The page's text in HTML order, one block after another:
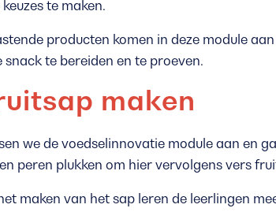
te maken.
producten komen in deze module
te bereiden en te proeven.
maken
we de voedselinnovatie module aan en
peren plukken om hier vervolgens vers
maken van het sap leren de leerlingen